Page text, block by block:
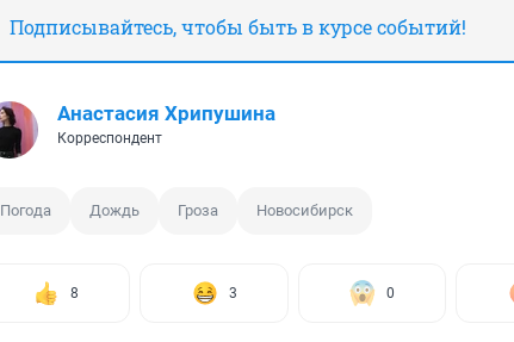
Подписывайтесь, чтобы быть в курсе событий!
Анастасия Хрипушина
Корреспондент
Погода Дождь Гроза Новосибирск
8 3 0